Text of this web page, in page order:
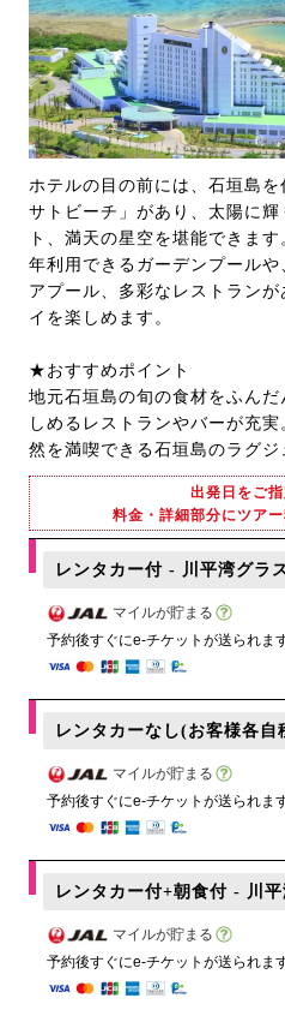
ホテルの目の前には、石垣島
サトビーチ」があり、太陽に
ト、満天の星空を堪能できま
年利用できるガーデンプール
アプール、多彩なレストラン
イを楽しめます。
★おすすめポイント
地元石垣島の旬の食材をふん
しめるレストランやバーが充
然を満喫できる石垣島のラグジ
出発日をご
料金・詳細部分にツア
レンタカー付 - 川平湾グラ
マイルが貯まる
予約後すぐにe-チケットが送られま
レンタカーなし(お客様各自
マイルが貯まる
予約後すぐにe-チケットが送られま
レンタカー付+朝食付 - 川
マイルが貯まる
予約後すぐにe-チケットが送られま